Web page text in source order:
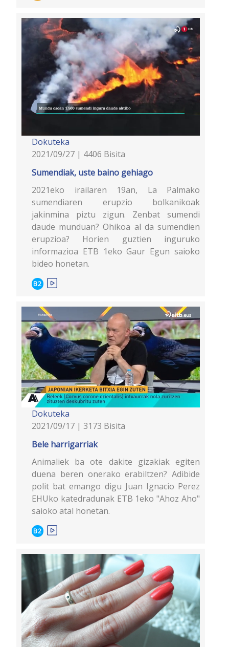
Dokuteka
2021/09/27 | 4406 Bisita
Sumendiak, uste baino gehiago
2021eko irailaren 19an, La Palmako
sumendiaren erupzio bolkanikoak
jakinmina piztu zigun. Zenbat sumendi
daude munduan? Ohikoa al da sumendien
erupzioa? Horien guztien inguruko
informazioa ETB 1eko Gaur Egun saioko
bideo honetan.
B2
Dokuteka
2021/09/17 | 3173 Bisita
Bele harrigarriak
Animaliek ba ote dakite gizakiak egiten
duena beren onerako erabiltzen? Adibide
polit bat emango digu Juan Ignacio Perez
EHUko katedradunak ETB 1eko "Ahoz Aho"
saioko atal honetan.
B2